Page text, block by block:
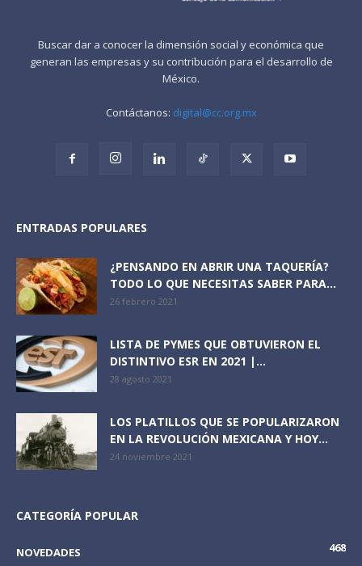
Buscar dar a conocer la dimensión social y económica que
generan las empresas y su contribución para el desarrollo de
México.
Contáctanos: digital@cc.org.mx
ENTRADAS POPULARES
¿PENSANDO EN ABRIR UNA TAQUERÍA?
TODO LO QUE NECESITAS SABER PARA...
26 febrero 2021
LISTA DE PYMES QUE OBTUVIERON EL
DISTINTIVO ESR EN 2021 |...
28 agosto 2021
LOS PLATILLOS QUE SE POPULARIZARON
EN LA REVOLUCIÓN MEXICANA Y HOY...
24 noviembre 2021
CATEGORÍA POPULAR
NOVEDADES
468